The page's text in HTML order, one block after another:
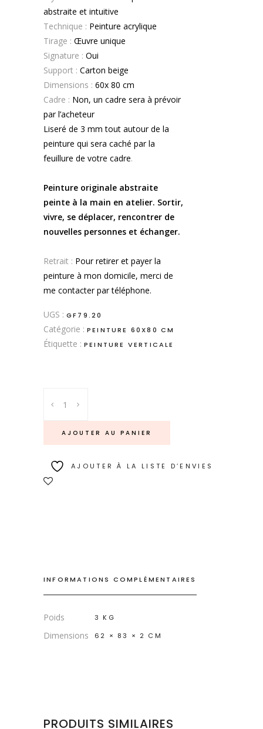
abstraite et intuitive
Technique : Peinture acrylique
Tirage : Œuvre unique
Signature : Oui
Support : Carton beige
Dimensions : 60x 80 cm
Cadre : Non, un cadre sera à prévoir
par l’acheteur
Liseré de 3 mm tout autour de la
peinture qui sera caché par la
feuillure de votre cadre.
Peinture originale abstraite
peinte à la main en atelier. Sortir,
vivre, se déplacer, rencontrer de
nouvelles personnes et échanger.
Retrait : Pour retirer et payer la
peinture à mon domicile, merci de
me contacter par téléphone.
UGS : GF79.20
Catégorie : PEINTURE 60X80 CM
Étiquette : PEINTURE VERTICALE
quantity
AJOUTER AU PANIER
AJOUTER À LA LISTE D’ENVIES
INFORMATIONS COMPLÉMENTAIRES
Poids 3 KG
Dimensions 62 × 83 × 2 CM
PRODUITS SIMILAIRES